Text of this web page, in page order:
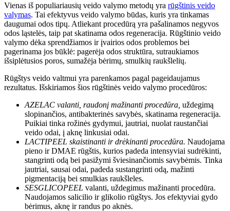
Vienas iš populiariausių veido valymo metodų yra rūgštinis veido
valymas. Tai efektyvus veido valymo būdas, kuris yra tinkamas
daugumai odos tipų. Atliekant procedūrą yra pašalinamos negyvos
odos ląstelės, taip pat skatinama odos regeneracija. Rūgštinio veido
valymo dėka sprendžiamos ir įvairios odos problemos bei
pagerinama jos būklė: pagerėja odos struktūra, sutraukiamos
išsiplėtusios poros, sumažėja bėrimų, smulkių raukšlelių.
Rūgštys veido valtmui yra parenkamos pagal pageidaujamus
rezultatus. Išskiriamos šios rūgštinės veido valymo procedūros:
AZELAC valanti, raudonį mažinanti procedūra, uždegimą
slopinančios, antibakterinės savybės, skatinama regeneracija.
Puikiai tinka rožinės gydymui, jautriai, nuolat raustančiai
veido odai, į aknę linkusiai odai.
LACTIPEEL skaistinanti ir drėkinanti procedūra. Naudojama
pieno ir DMAE rūgštis, kurios padeda intensyviai sudrėkinti,
stangrinti odą bei pasižymi šviesinančiomis savybėmis. Tinka
jautriai, sausai odai, padeda sustangrinti odą, mažinti
pigmentaciją bei smulkias raukšleles.
SESGLICOPEEL valanti, uždegimus mažinanti procedūra.
Naudojamos salicilio ir glikolio rūgštys. Jos efektyviai gydo
bėrimus, aknę ir randus po aknės.